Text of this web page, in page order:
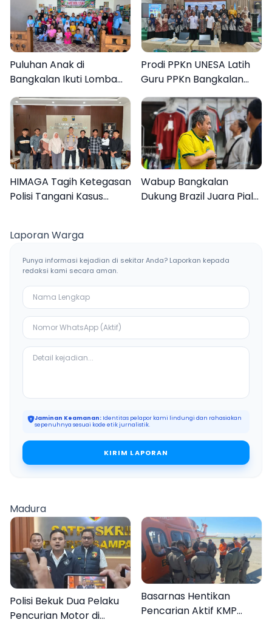
Puluhan Anak di
Bangkalan Ikuti Lomba
Mewarnai Bertema
Liburan Keluarga
Prodi PPKn UNESA Latih
Guru PPKn Bangkalan
dengan Pembelajaran
Inovasi Teknologi
HIMAGA Tagih Ketegasan
Polisi Tangani Kasus
Wabup Bangkalan
Dukung Brazil Juara Piala
Laporan Warga
Punya informasi kejadian di sekitar Anda? Laporkan kepada
redaksi kami secara aman.
Jaminan Keamanan: Identitas pelapor kami lindungi dan rahasiakan
sepenuhnya sesuai kode etik jurnalistik.
KIRIM LAPORAN
Madura
Polisi Bekuk Dua Pelaku
Pencurian Motor di
Basarnas Hentikan
Pencarian Aktif KMP